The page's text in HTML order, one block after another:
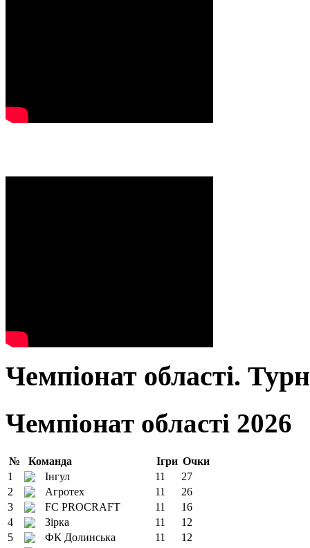
Чемпіонат області.
Чемпіонат області 2026
№ Команда Ігри Очки
1
Інгул 11
27
2
Агротех 11
26
3
FC PROCRAFT 11
16
4
Зірка 11
12
5
ФК Долинська 11
12